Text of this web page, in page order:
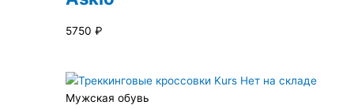
5750 ₽
Нет на складе
Мужская обувь